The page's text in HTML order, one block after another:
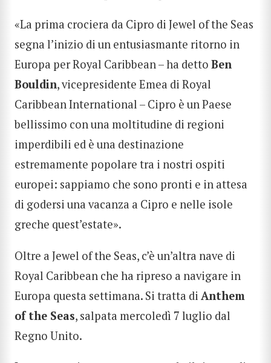
«La prima crociera da Cipro di Jewel of the Seas
segna l’inizio di un entusiasmante ritorno in
Europa per Royal Caribbean – ha detto Ben
Bouldin, vicepresidente Emea di Royal
Caribbean International – Cipro è un Paese
bellissimo con una moltitudine di regioni
imperdibili ed è una destinazione
estremamente popolare tra i nostri ospiti
europei: sappiamo che sono pronti e in attesa
di godersi una vacanza a Cipro e nelle isole
greche quest’estate».
Oltre a Jewel of the Seas, c’è un’altra nave di
Royal Caribbean che ha ripreso a navigare in
Europa questa settimana. Si tratta di Anthem
of the Seas, salpata mercoledì 7 luglio dal
Regno Unito.